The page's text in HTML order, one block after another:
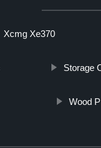
Xcmg Xe370
Storage
Wood